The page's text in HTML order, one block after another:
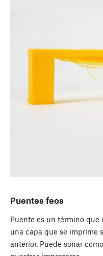
Puentes feos
Puente es un término que
una capa que se imprime
anterior. Puede sonar